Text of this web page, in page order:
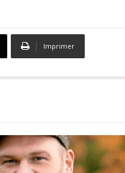
Imprimer